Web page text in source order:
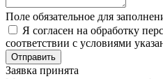
Поле обязательное для
Я согласен на обработку
соответствии с условиями
Отправить
Заявка принята